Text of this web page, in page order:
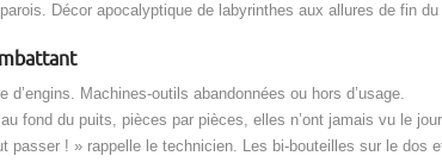
Décor apocalyptique de labyrinthes aux allures de fin du
d’engins. Machines-outils abandonnées ou hors d’usage.
fond du puits, pièces par pièces, elles n’ont jamais vu le
passer ! » rappelle le technicien. Les bi-bouteilles sur le dos